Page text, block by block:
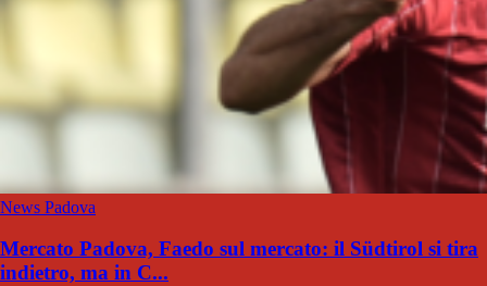
News Padova
Mercato Padova, Faedo sul mercato: il Südtirol si tira
indietro, ma in C...